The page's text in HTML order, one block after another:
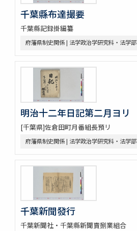
千葉縣布達撮要
千葉縣記録掛編纂
府藩県制史関係 | 法学政治学研究科・法学部
明治十二年日記第二月ヨリ
[千葉県]佐倉田町月番組長預リ
府藩県制史関係 | 法学政治学研究科・法学部
千葉新聞發行
千葉新聞社・千葉縣新聞賣捌業組合